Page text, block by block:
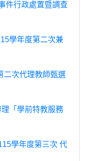
件行政處置暨調查
學年度第二次兼
二次代理教師甄選
「學前特教服務
學年度第三次 代